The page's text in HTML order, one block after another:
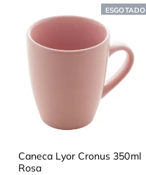
ESGOTADO
Caneca Lyor Cronus 350ml
Rosa